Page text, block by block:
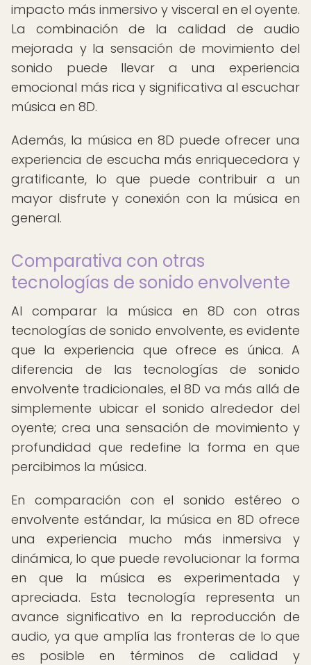
impacto más inmersivo y visceral en el oyente.
La combinación de la calidad de audio
mejorada y la sensación de movimiento del
sonido puede llevar a una experiencia
emocional más rica y significativa al escuchar
música en 8D.
Además, la música en 8D puede ofrecer una
experiencia de escucha más enriquecedora y
gratificante, lo que puede contribuir a un
mayor disfrute y conexión con la música en
general.
Comparativa con otras
tecnologías de sonido envolvente
Al comparar la música en 8D con otras
tecnologías de sonido envolvente, es evidente
que la experiencia que ofrece es única. A
diferencia de las tecnologías de sonido
envolvente tradicionales, el 8D va más allá de
simplemente ubicar el sonido alrededor del
oyente; crea una sensación de movimiento y
profundidad que redefine la forma en que
percibimos la música.
En comparación con el sonido estéreo o
envolvente estándar, la música en 8D ofrece
una experiencia mucho más inmersiva y
dinámica, lo que puede revolucionar la forma
en que la música es experimentada y
apreciada. Esta tecnología representa un
avance significativo en la reproducción de
audio, ya que amplía las fronteras de lo que
es posible en términos de calidad y